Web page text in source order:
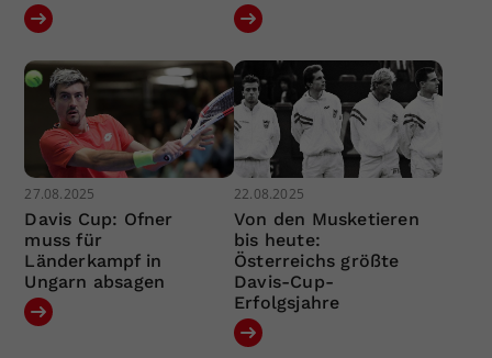
27.08.2025
Davis Cup: Ofner
muss für
Länderkampf in
Ungarn absagen
22.08.2025
Von den Musketieren
bis heute:
Österreichs größte
Davis-Cup-
Erfolgsjahre